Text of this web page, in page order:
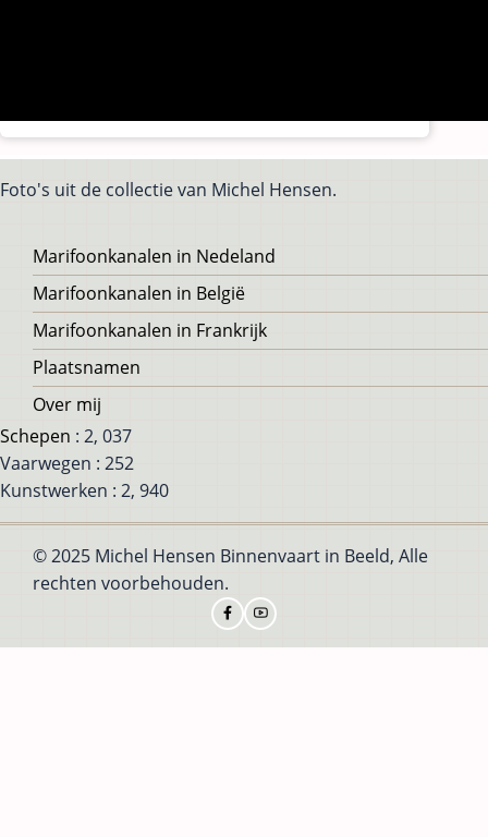
Foto's uit de collectie van Michel Hensen.
Voet
Marifoonkanalen in Nedeland
Marifoonkanalen in België
Marifoonkanalen in Frankrijk
Plaatsnamen
Over mij
Schepen : 2, 037
Vaarwegen : 252
Kunstwerken : 2, 940
© 2025 Michel Hensen Binnenvaart in Beeld, Alle
rechten voorbehouden.